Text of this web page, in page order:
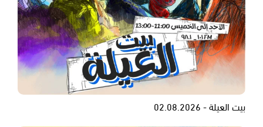
بيت العيلة - 02.08.2026